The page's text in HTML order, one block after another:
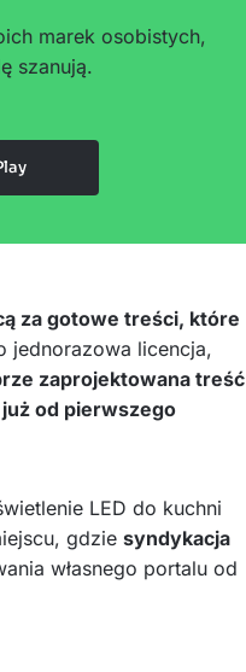
marek osobistych,
szanują.
za gotowe treści, które
jednorazowa licencja,
zaprojektowana treść
od pierwszego
LED do kuchni
gdzie syndykacja
własnego portalu od